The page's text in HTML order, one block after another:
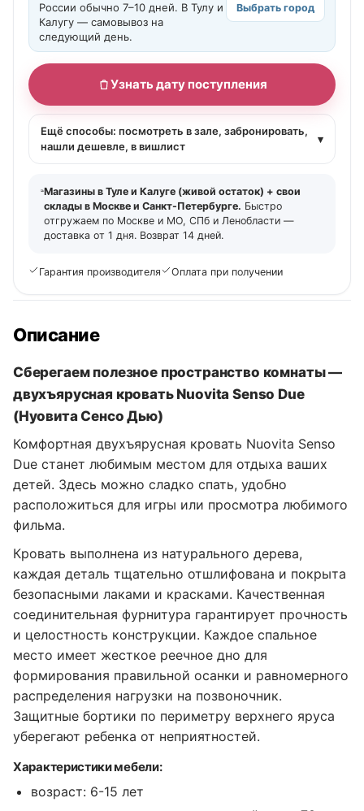
России обычно 7–10 дней. В Тулу и
Калугу — самовывоз на
следующий день.
Выбрать город
Узнать дату поступления
Ещё способы: посмотреть в зале, забронировать,
нашли дешевле, в вишлист
▾
Магазины в Туле и Калуге (живой остаток) + свои
склады в Москве и Санкт-Петербурге. Быстро
отгружаем по Москве и МО, СПб и Ленобласти —
доставка от 1 дня. Возврат 14 дней.
Гарантия производителя Оплата при получении
Описание
Сберегаем полезное пространство комнаты —
двухъярусная кровать Nuovita Senso Due
(Нуовита Сенсо Дью)
Комфортная двухъярусная кровать Nuovita Senso
Due станет любимым местом для отдыха ваших
детей. Здесь можно сладко спать, удобно
расположиться для игры или просмотра любимого
фильма.
Кровать выполнена из натурального дерева,
каждая деталь тщательно отшлифована и покрыта
безопасными лаками и красками. Качественная
соединительная фурнитура гарантирует прочность
и целостность конструкции. Каждое спальное
место имеет жесткое реечное дно для
формирования правильной осанки и равномерного
распределения нагрузки на позвоночник.
Защитные бортики по периметру верхнего яруса
уберегают ребенка от неприятностей.
Характеристики мебели:
возраст: 6-15 лет